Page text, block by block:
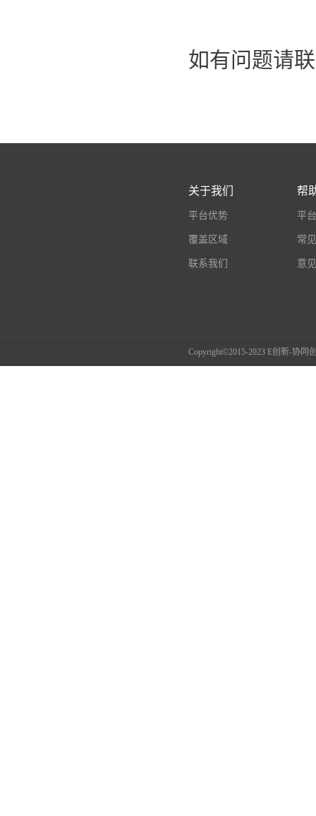
如有问题请
关于我们
平台优势
覆盖区域
联系我们
帮
平
常
意
Copyright©2015-2023 E创新-协